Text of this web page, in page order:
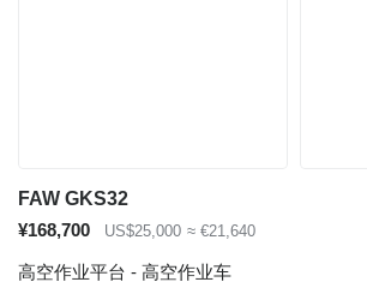
FAW GKS32
¥168,700
US$25,000 ≈ €21,640
高空作业平台 - 高空作业车